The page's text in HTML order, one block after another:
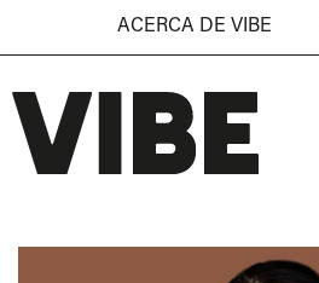
ACERCA DE VIBE